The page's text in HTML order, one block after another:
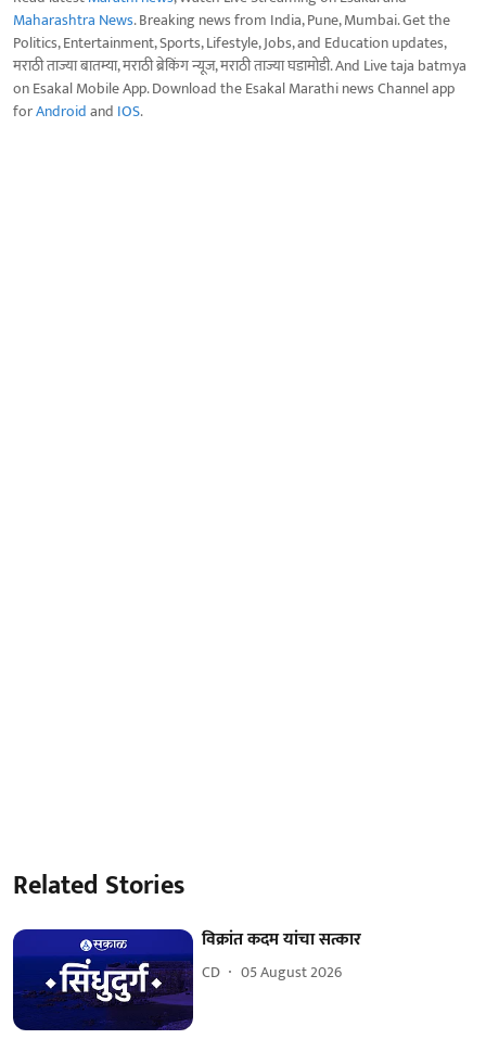
Maharashtra News. Breaking news from India, Pune, Mumbai. Get the
Politics, Entertainment, Sports, Lifestyle, Jobs, and Education updates,
मराठी ताज्या बातम्या, मराठी ब्रेकिंग न्यूज, मराठी ताज्या घडामोडी. And Live taja batmya
on Esakal Mobile App. Download the Esakal Marathi news Channel app
forAndroidand IOS.
Related Stories
विक्रांत कदम यांचा सत्कार
CD 05 August 2026